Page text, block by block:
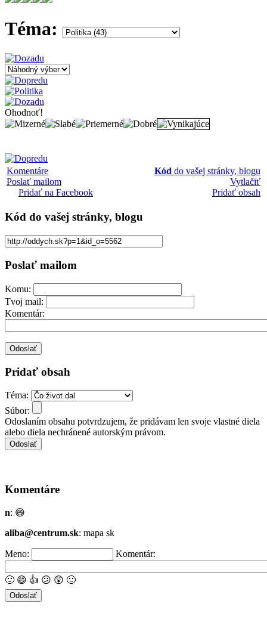
Téma:
Ohodnoť!
Komentáre
Poslať mailom
Pridať na Facebook
Kód do vašej stránky, blogu
Vytlačiť
Pridať obsah
Kód do vašej stránky, blogu
Poslať mailom
Komu:
Tvoj mail:
Komentár:
Pridať obsah
Téma:
Súbor:
Odoslaním obsahu potvrdzujem, že pridávam len svoje vlastné diela
alebo diela nechránené autorským právom.
Komentáre
n: 😄
aliba@centrum.sk: mapa sk
Meno: Komentár:
🙂 😄 👍 😕 😲 🙁